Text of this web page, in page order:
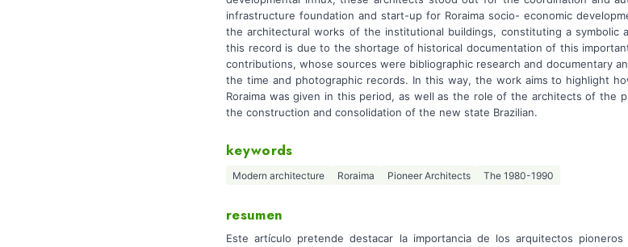
infrastructure foundation and start-up for Roraima socio- economic
the architectural works of the institutional buildings, constituting a
this record is due to the shortage of historical documentation of this
contributions, whose sources were bibliographic research and documentary
the time and photographic records. In this way, the work aims to highlight
Roraima was given in this period, as well as the role of the architects of the
the construction and consolidation of the new state Brazilian.
keywords
Modern architecture Roraima Pioneer Architects The 1980-1990
resumen
Este artículo pretende destacar la importancia de los arquitectos